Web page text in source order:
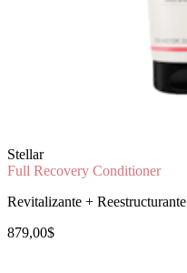
Stellar
Full Recovery Conditioner
Revitalizante + Reestructurante
879,00$